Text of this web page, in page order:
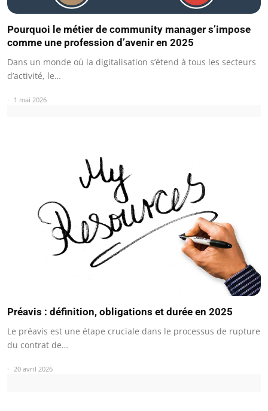
Pourquoi le métier de community manager s’impose
comme une profession d’avenir en 2025
Dans un monde où la digitalisation s’étend à tous les secteurs
d’activité, le…
1 mai 2026
Préavis : définition, obligations et durée en 2025
Le préavis est une étape cruciale dans le processus de rupture
du contrat de…
20 avril 2026